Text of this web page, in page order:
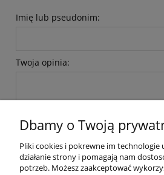
Imię lub pseudonim:
Twoja opinia:
Dbamy o Twoją
Pliki cookies i pokrewne im
działanie strony i pomagają nam
potrzeb. Możesz zaakceptować